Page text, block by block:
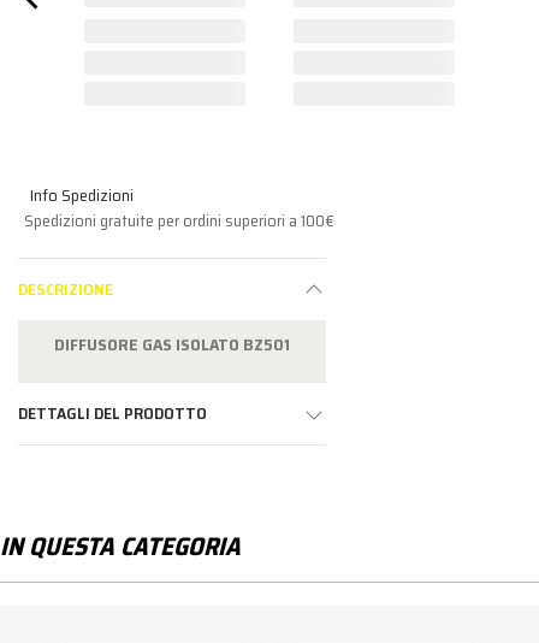
Info Spedizioni
Spedizioni gratuite per ordini superiori a 100€
DESCRIZIONE
DIFFUSORE GAS ISOLATO BZ501
DETTAGLI DEL PRODOTTO
IN QUESTA CATEGORIA